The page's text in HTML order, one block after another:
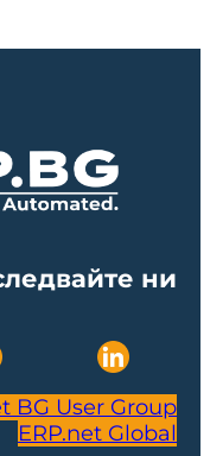
ни
BG User Group
ERP.net Global